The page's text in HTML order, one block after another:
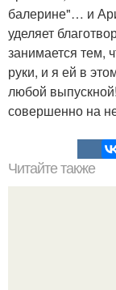
балерине"… и
уделяет
занимается тем,
руки, и я ей в
любой
совершенно на
Читайте также